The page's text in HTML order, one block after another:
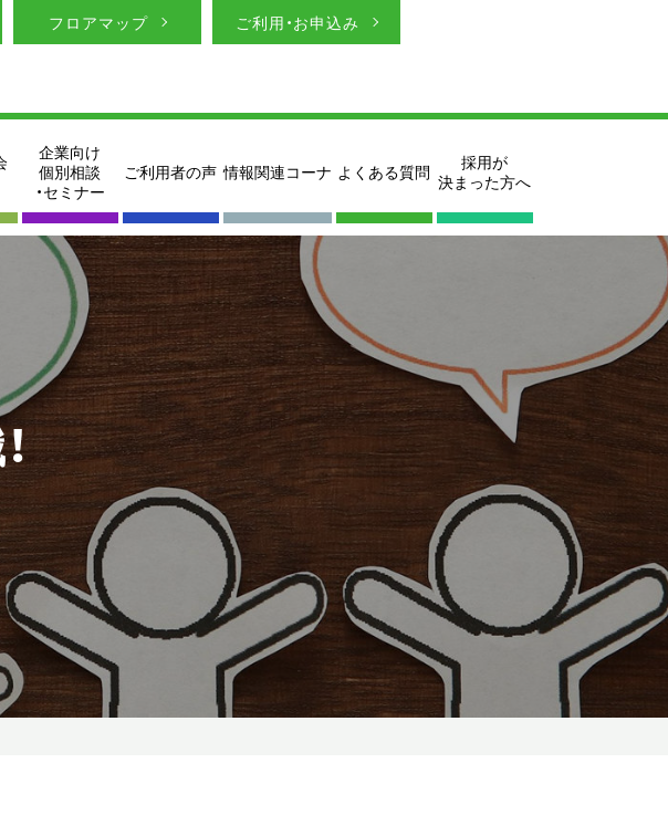
フロアマップ ご利用・お申込み
企業向け
個別相談
・セミナー
ご利用者の声 情報関連コーナ よくある質問
採用が
決まった方へ